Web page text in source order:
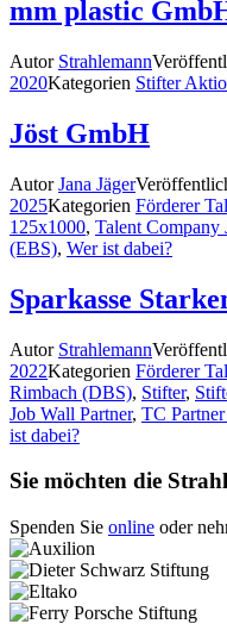
mm plastic
Autor Strahlemann
2020Kategorien Stifter
Jöst GmbH
AutorJana Jäger
2025Kategorien Förderer
125x1000, Talent Company
(EBS), Wer ist dabei?
Sparkasse
Autor Strahlemann
2022Kategorien Förderer
Rimbach (DBS), Stifter,
Job Wall Partner, TC
ist dabei?
Sie möchten die
Spenden Sie online oder